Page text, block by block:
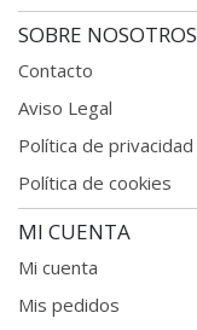
SOBRE NOSOTROS
Contacto
Aviso Legal
Política de privacidad
Política de cookies
MI CUENTA
Mi cuenta
Mis pedidos